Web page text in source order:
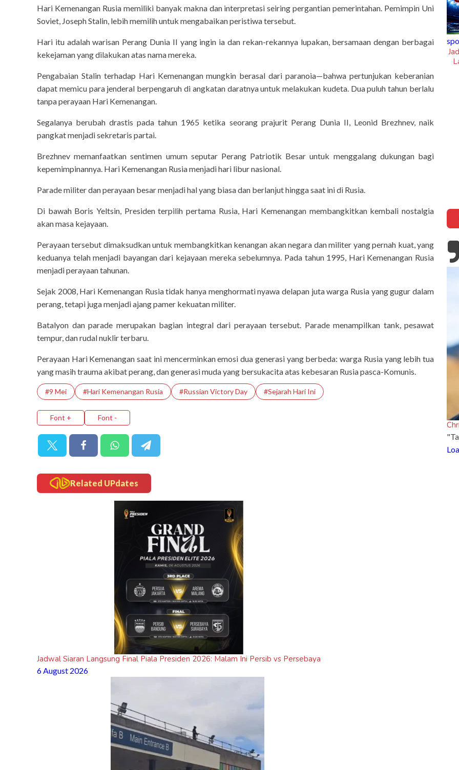
Hari Kemenangan Rusia memiliki banyak makna dan interpretasi seiring pergantian pemerintahan. Pemimpin Uni
Soviet, Joseph Stalin, lebih memilih untuk mengabaikan peristiwa tersebut.
Hari itu adalah warisan Perang Dunia II yang ingin ia dan rekan-rekannya lupakan, bersamaan dengan berbagai
kekejaman yang dilakukan atas nama mereka.
Pengabaian Stalin terhadap Hari Kemenangan mungkin berasal dari paranoia—bahwa pertunjukan keberanian
dapat memicu para jenderal berpengaruh di angkatan daratnya untuk melakukan kudeta. Dua puluh tahun berlalu
tanpa perayaan Hari Kemenangan.
Segalanya berubah drastis pada tahun 1965 ketika seorang prajurit Perang Dunia II, Leonid Brezhnev, naik
pangkat menjadi sekretaris partai.
Brezhnev memanfaatkan sentimen umum seputar Perang Patriotik Besar untuk menggalang dukungan bagi
kepemimpinannya. Hari Kemenangan Rusia menjadi hari libur nasional.
Parade militer dan perayaan besar menjadi hal yang biasa dan berlanjut hingga saat ini di Rusia.
Di bawah Boris Yeltsin, Presiden terpilih pertama Rusia, Hari Kemenangan membangkitkan kembali nostalgia
akan masa kejayaan.
Perayaan tersebut dimaksudkan untuk membangkitkan kenangan akan negara dan militer yang pernah kuat, yang
keduanya telah menjadi bayangan dari kejayaan mereka sebelumnya. Pada tahun 1995, Hari Kemenangan Rusia
menjadi perayaan tahunan.
Sejak 2008, Hari Kemenangan Rusia tidak hanya menghormati nyawa delapan juta warga Rusia yang gugur dalam
perang, tetapi juga menjadi ajang pamer kekuatan militer.
Batalyon dan parade merupakan bagian integral dari perayaan tersebut. Parade menampilkan tank, pesawat
tempur, dan rudal nuklir terbaru.
Perayaan Hari Kemenangan saat ini mencerminkan emosi dua generasi yang berbeda: warga Rusia yang lebih tua
yang masih trauma akibat perang, dan generasi muda yang bersukacita atas kebesaran Rusia pasca-Komunis.
#9 Mei #Hari Kemenangan Rusia #Russian Victory Day #Sejarah Hari Ini
Font + Font -
Related UPdates
Jadwal Siaran Langsung Final Piala Presiden 2026: Malam Ini Persib vs Persebaya
6 August 2026
Menteri Lingkungan Hidup Puji
Pembenahan TPA Tamangapa Makassar
sportsholic
Jadwal Siaran Langsung Piala AFF
Laga Hidup Mati Singapura Vs
Indonesia